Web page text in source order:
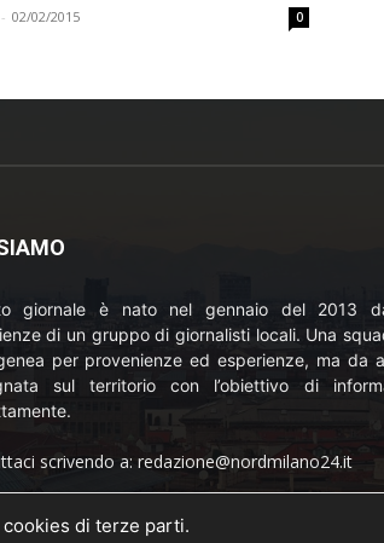
- 02/02/2015 0
giornale è nato nel gennaio del 2013
di un gruppo di giornalisti locali. Una
per provenienze ed esperienze, ma da
sul territorio con l’obiettivo di
scrivendo a: redazione@nordmilano24.it
laposta@deinaviganti.it
di terze parti.